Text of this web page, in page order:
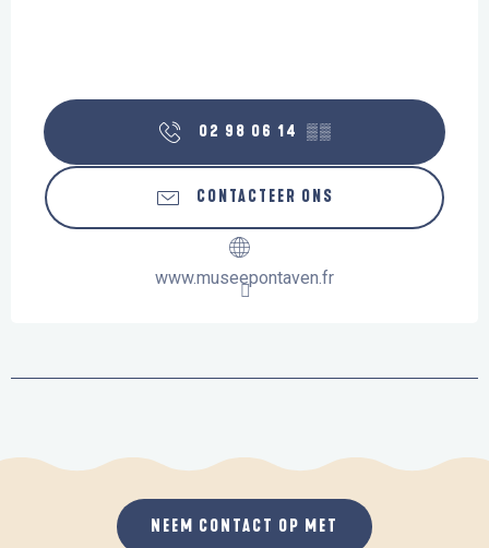
02 98 06 14 ▒▒
CONTACTEER ONS
www.museepontaven.fr
NEEM CONTACT OP MET